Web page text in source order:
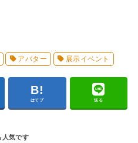
アバター 展示イベント
はてブ 送る